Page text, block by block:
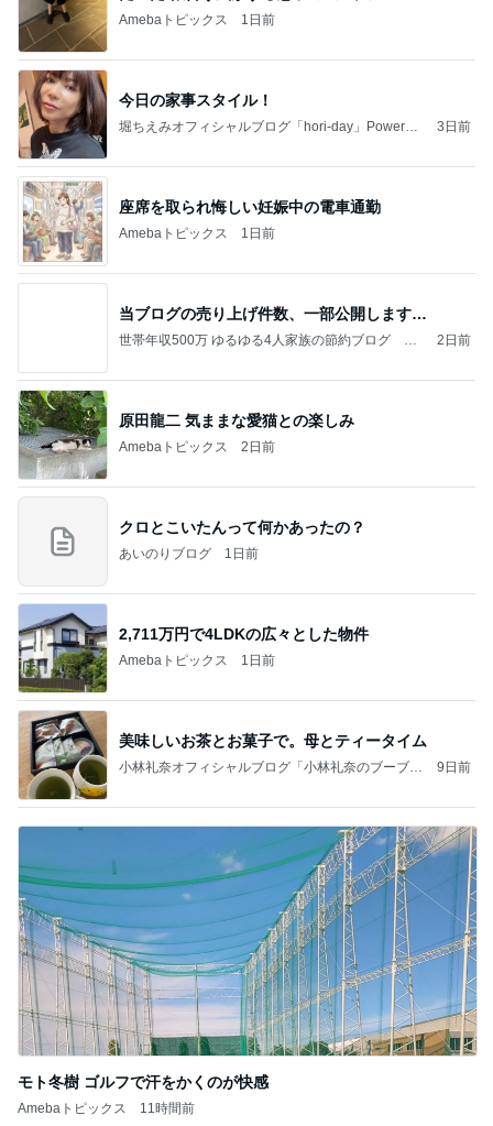
Amebaトピックス 1日前
今日の家事スタイル！
堀ちえみオフィシャルブログ「hori-day」Powered
3日前
座席を取られ悔しい妊娠中の電車通勤
Amebaトピックス 1日前
当ブログの売り上げ件数、一部公開します…
世帯年収500万 ゆるゆる4人家族の節約ブログ 〜
2日前
原田龍二 気ままな愛猫との楽しみ
Amebaトピックス 2日前
クロとこいたんって何かあったの？
あいのりブログ 1日前
2,711万円で4LDKの広々とした物件
Amebaトピックス 1日前
美味しいお茶とお菓子で。母とティータイム
小林礼奈オフィシャルブログ「小林礼奈のブーブー
9日前
モト冬樹 ゴルフで汗をかくのが快感
Amebaトピックス 11時間前